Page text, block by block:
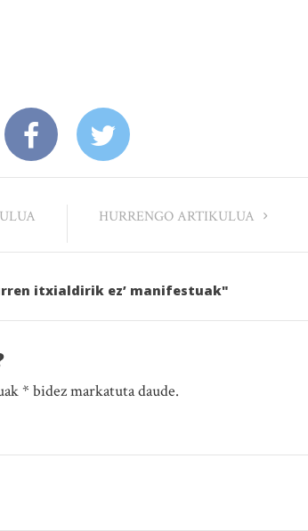
HURRENGO ARTIKULUA
itxialdirik ez’ manifestuak"
* bidez markatuta daude.